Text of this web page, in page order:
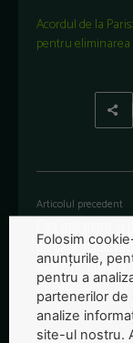
Acordul de la
pentru eliminarea
Articolul precedent
parcare
biciclete,
Amsterdam
Folosim
anunțurile,
pentru a
partenerilor
analize
site-ul nostru.